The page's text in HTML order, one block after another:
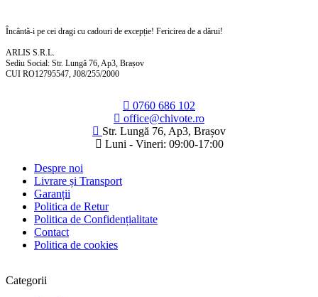
Încântă-i pe cei dragi cu cadouri de excepție! Fericirea de a dărui!
ARLIS S.R.L.
Sediu Social: Str. Lungă 76, Ap3, Brașov
CUI RO12795547, J08/255/2000
0760 686 102
office@chivote.ro
Str. Lungă 76, Ap3, Brașov
Luni - Vineri: 09:00-17:00
Despre noi
Livrare și Transport
Garanții
Politica de Retur
Politica de Confidențialitate
Contact
Politica de cookies
Categorii